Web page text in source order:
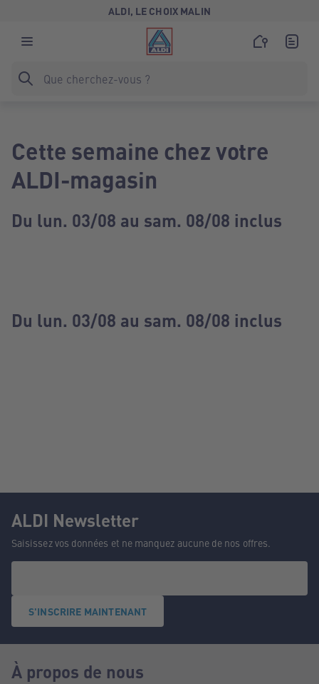
ALDI, LE CHOIX MALIN
Cette semaine chez votre
ALDI-magasin
Du lun. 03/08 au sam. 08/08 inclus
Du lun. 03/08 au sam. 08/08 inclus
ALDI Newsletter
Saisissez vos données et ne manquez aucune de nos offres.
S'INSCRIRE MAINTENANT
À propos de nous